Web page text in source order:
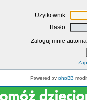
Użytkownik:
Hasło:
Zaloguj mnie
Powered by phpBB